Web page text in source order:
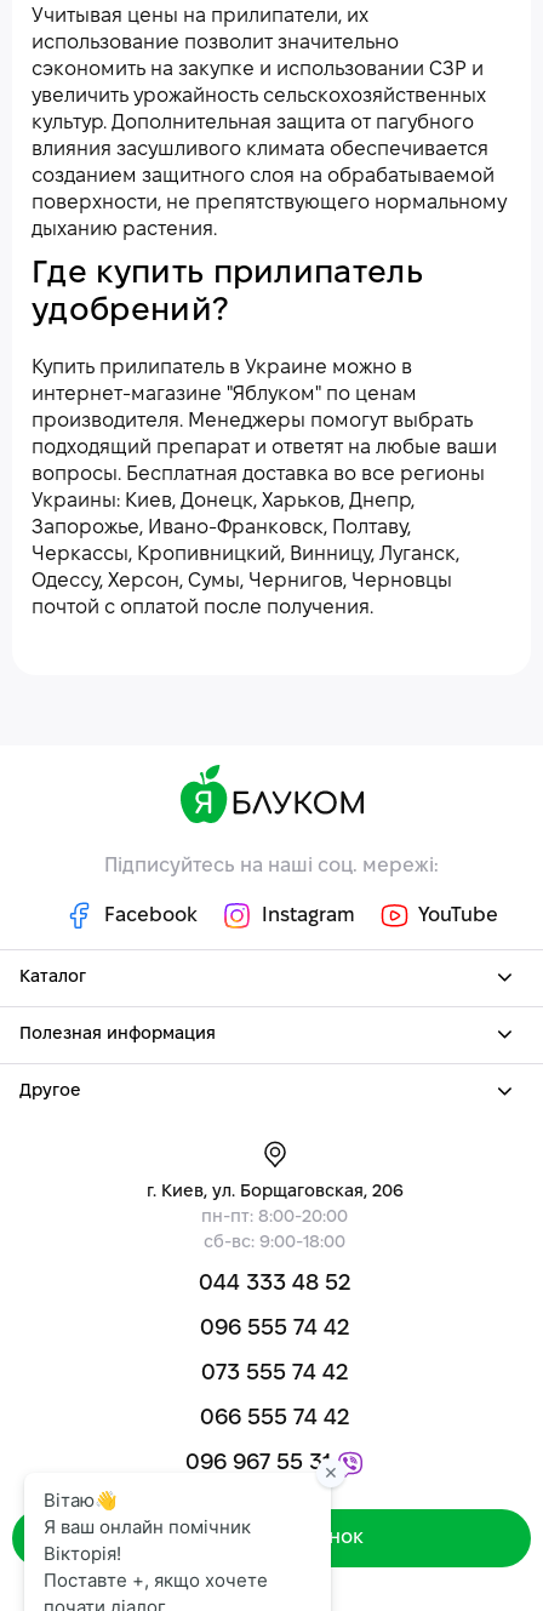
Учитывая цены на прилипатели, их
использование позволит значительно
сэкономить на закупке и использовании СЗР и
увеличить урожайность сельскохозяйственных
культур. Дополнительная защита от пагубного
влияния засушливого климата обеспечивается
созданием защитного слоя на обрабатываемой
поверхности, не препятствующего нормальному
дыханию растения.
Где купить прилипатель
удобрений?
Купить прилипатель в Украине можно в
интернет-магазине "Яблуком" по ценам
производителя. Менеджеры помогут выбрать
подходящий препарат и ответят на любые ваши
вопросы. Бесплатная доставка во все регионы
Украины: Киев, Донецк, Харьков, Днепр,
Запорожье, Ивано-Франковск, Полтаву,
Черкассы, Кропивницкий, Винницу, Луганск,
Одессу, Херсон, Сумы, Чернигов, Черновцы
почтой с оплатой после получения.
Підписуйтесь на наші соц. мережі:
Facebook Instagram YouTube
Каталог
Полезная информация
Другое
г. Киев, ул. Борщаговская, 206
пн-пт: 8:00-20:00
сб-вс: 9:00-18:00
044 333 48 52
096 555 74 42
073 555 74 42
066 555 74 42
096 967 55 31
Зворотний дзвінок